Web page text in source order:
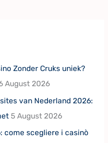
Zonder Cruks uniek?
August 2026
van Nederland 2026:
5 August 2026
come scegliere i casinò